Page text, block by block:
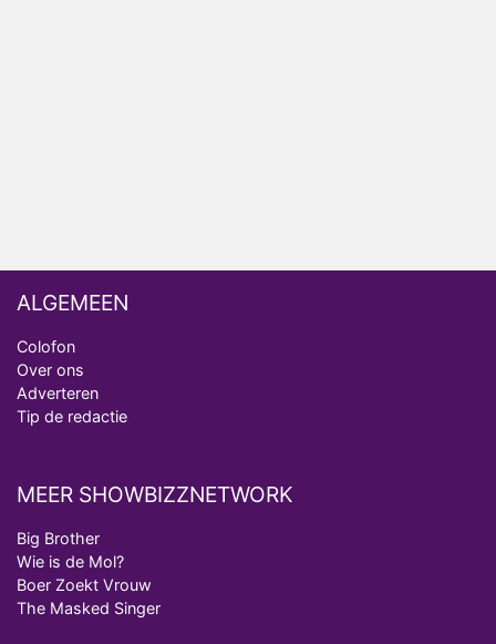
ALGEMEEN
Colofon
Over ons
Adverteren
Tip de redactie
MEER SHOWBIZZNETWORK
Big Brother
Wie is de Mol?
Boer Zoekt Vrouw
The Masked Singer